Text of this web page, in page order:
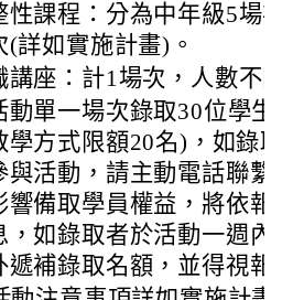
性課程：分為中年級5場
(詳如實施計畫)。
講座：計1場次，人數不
動單一場次錄取30位學
學方式限額20名)，如錄
與活動，請主動電話聯
響備取學員權益，將依
，如錄取者於活動一週
遞補錄取名額，並得視